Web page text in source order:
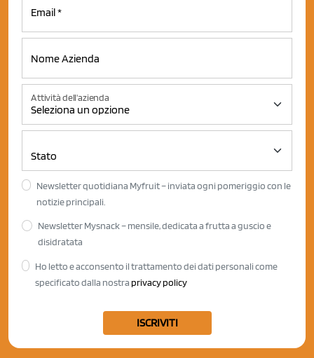
Attività dell'azienda
Newsletter quotidiana Myfruit – inviata ogni pomeriggio con le
notizie principali.
Newsletter Mysnack – mensile, dedicata a frutta a guscio e
disidratata
Ho letto e acconsento il trattamento dei dati personali come
specificato dalla nostra privacy policy
ISCRIVITI